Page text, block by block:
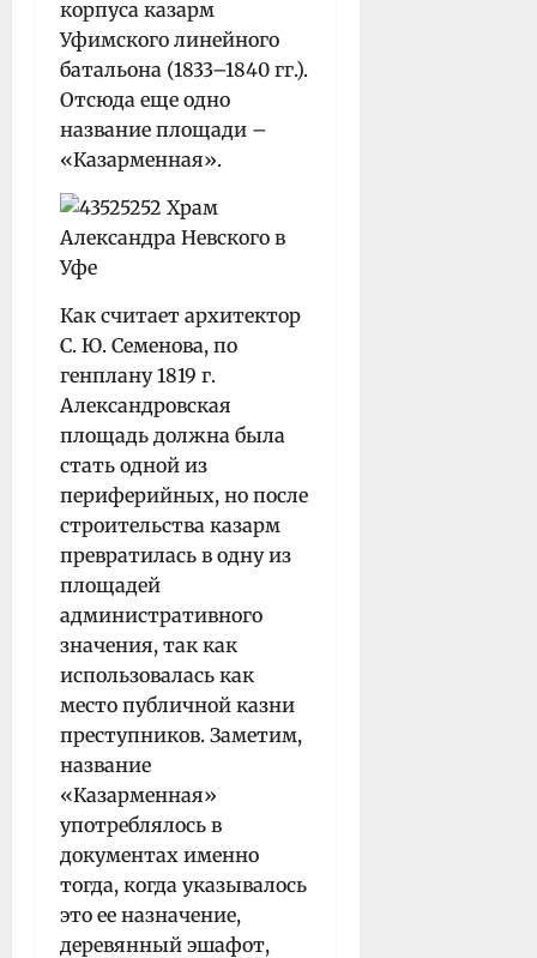
корпуса казарм
Уфимского линейного
батальона (1833–1840 гг.).
Отсюда еще одно
название площади –
«Казарменная».
Как считает архитектор
С. Ю. Семенова, по
генплану 1819 г.
Александровская
площадь должна была
стать одной из
периферийных, но после
строительства казарм
превратилась в одну из
площадей
административного
значения, так как
использовалась как
место публичной казни
преступников. Заметим,
название
«Казарменная»
употреблялось в
документах именно
тогда, когда указывалось
это ее назначение,
деревянный эшафот,